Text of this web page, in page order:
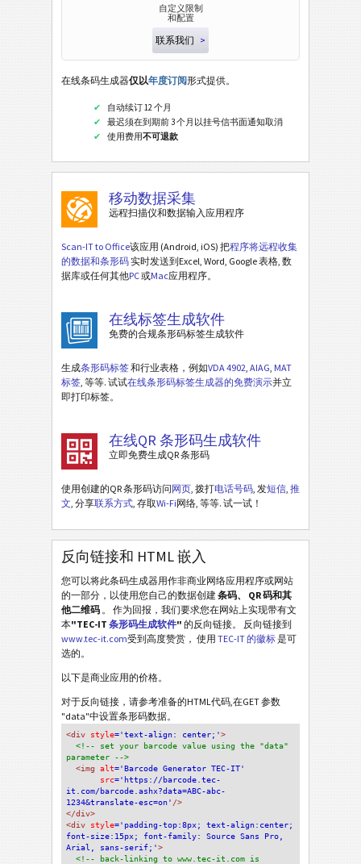
自定义限制
和配置
联系我们 >
在线条码生成器仅以年度订阅形式提供。
自动续订 12 个月
最迟须在到期前 3 个月以挂号信书面通知取消
使用费用不可退款
移动数据采集
远程扫描仪和数据输入应用程序
Scan-IT to Office该应用 (Android, iOS) 把程序将远程收集
的数据和条形码实时发送到Excel, Word, Google 表格, 数
据库或任何其他PC或Mac应用程序。
在线标签生成软件
免费的合规条形码标签生成软件
生成条形码标签和行业表格，例如VDA 4902 AIAG MAT
标签 , 等等. 试试在线条形码标签生成器的免费演示并立
即打印标签。
在线QR 条形码生成软件
立即免费生成QR 条形码
使用创建的QR 条形码访问网页 , 拨打电话号码 , 发短信 推
文 , 分享联系方式 , 存取Wi-Fi网络, 等等. 试一试！
反向链接和 HTML 嵌入
您可以将此条码生成器用作非商业网络应用程序或网站
的一部分，以使用您自己的数据创建条码、 QR 码和其
他二维码 。 作为回报，我们要求您在网站上实现带有文
本"TEC-IT 条形码生成软件" 的反向链接。 反向链接到
www.tec-it.com受到高度赞赏， 使用 TEC-IT 的徽标是可
选的。
以下是商业应用的价格。
对于反向链接，请参考准备的HTML代码,在GET 参数
"data"中设置条形码数据。
<div style='text-align: center;'>
<!-- set your barcode value using the "data"
parameter -->
<img alt='Barcode Generator TEC-IT'
src='https://barcode.tec-
it.com/barcode.ashx?data=ABC-abc-
1234&translate-esc=on' />
</div>
<div style='padding-top:8px; text-align:center;
font-size:15px; font-family: Source Sans Pro,
Arial, sans-serif;'>
<!-- back-linking to www.tec-it.com is